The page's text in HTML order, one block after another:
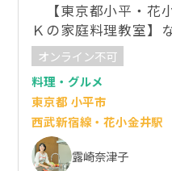
【東京都小平・花
Ｋの家庭料理教室】
オンライン不可
料理・グルメ
東京都 小平市
西武新宿線・花小金井駅
露崎奈津子